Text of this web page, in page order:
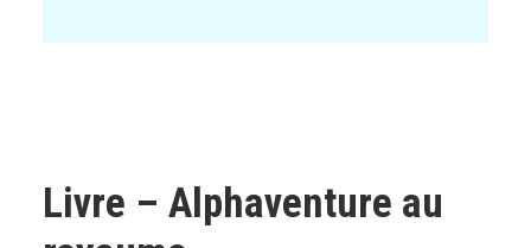
English
Livre – Alphaventure au